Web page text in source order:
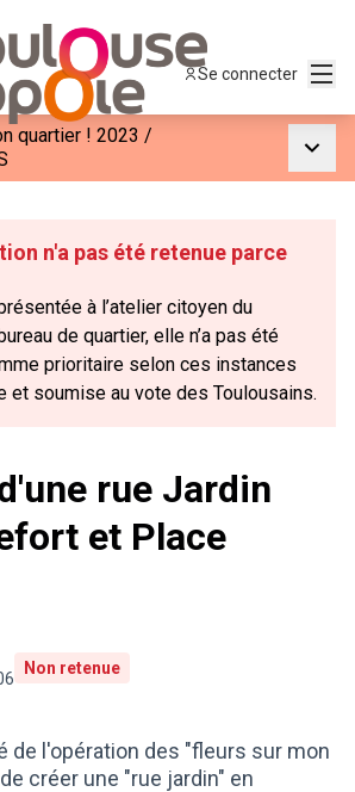
Se connecter
quartier ! 2023 /
n'a pas été retenue parce
à l’atelier citoyen du
de quartier, elle n’a pas été
prioritaire selon ces instances
et soumise au vote des Toulousains.
rue Jardin
et Place
Non retenue
de l'opération des "fleurs sur mon
créer une "rue jardin" en